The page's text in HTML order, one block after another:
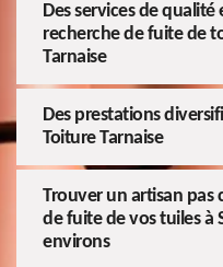
Des services de
recherche de fuite de
Tarnaise
Des prestations
Toiture Tarnaise
Trouver un artisan pas
de fuite de vos tuiles à
environs